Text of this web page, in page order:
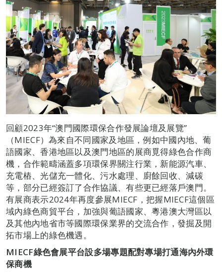
回顧2023年“澳門國際環保合作發展論壇及展覽”
（MIECF）為來自不同國家及地區，例如中國內地、葡
語國家、香港地區以及澳門地區的展商覓得綠色合作商
機，合作範疇涵蓋多項環保界關注行業，新能源汽車、
充電樁、光儲充一體化、污水處理、廚餘回收、減碳
等，部分已經簽訂了合作協議、有些更已經落戶澳門。
有展商表示2024年再度參展MIECF，把握MIECF這個區
域內綠色商貿平台，加強與葡語國家、粵港澳大灣區以
及其他內地省市等國際環保業界的交流合作，發掘及開
拓市場上的綠色機遇。
MIECF綠色會展平台設多場專題配對專場打通海內外環
保商機